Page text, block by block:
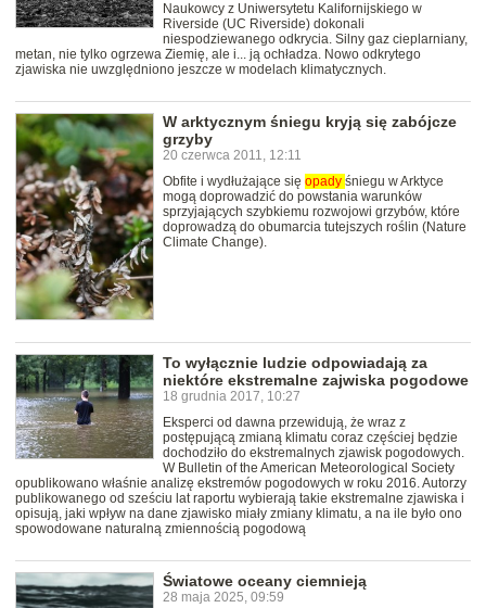
Naukowcy z Uniwersytetu Kalifornijskiego w
Riverside (UC Riverside) dokonali
niespodziewanego odkrycia. Silny gaz cieplarniany,
metan, nie tylko ogrzewa Ziemię, ale i... ją ochładza. Nowo odkrytego
zjawiska nie uwzględniono jeszcze w modelach klimatycznych.
W arktycznym śniegu kryją się zabójcze
grzyby
20 czerwca 2011, 12:11
Obfite i wydłużające się opady śniegu w Arktyce
mogą doprowadzić do powstania warunków
sprzyjających szybkiemu rozwojowi grzybów, które
doprowadzą do obumarcia tutejszych roślin (Nature
Climate Change).
To wyłącznie ludzie odpowiadają za
niektóre ekstremalne zajwiska pogodowe
18 grudnia 2017, 10:27
Eksperci od dawna przewidują, że wraz z
postępującą zmianą klimatu coraz częściej będzie
dochodziło do ekstremalnych zjawisk pogodowych.
W Bulletin of the American Meteorological Society
opublikowano właśnie analizę ekstremów pogodowych w roku 2016. Autorzy
publikowanego od sześciu lat raportu wybierają takie ekstremalne zjawiska i
opisują, jaki wpływ na dane zjawisko miały zmiany klimatu, a na ile było ono
spowodowane naturalną zmiennością pogodową
Światowe oceany ciemnieją
28 maja 2025, 09:59